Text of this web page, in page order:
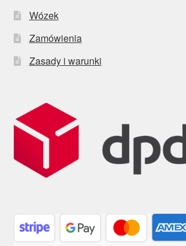
Wózek
Zamówienia
Zasady i warunki